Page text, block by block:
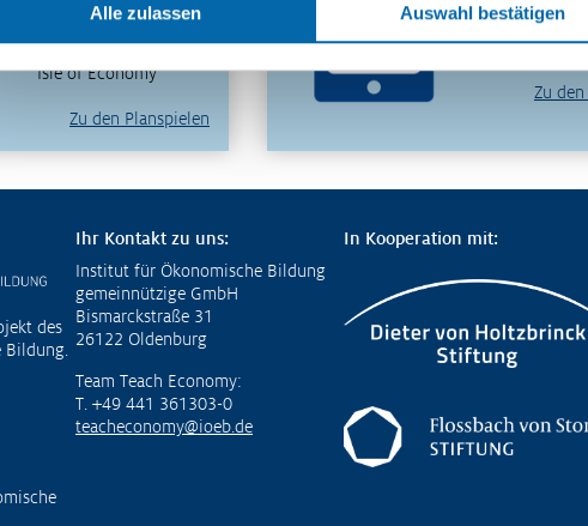
Auswahl bestätigen
Alle zulassen
– mit den Planspielen
WIWAG, Ecoland und
Isle of Economy
Zu den Planspielen
für die
Zu
des
Bildung.
Ihr Kontakt zu uns:
Institut für Ökonomische Bildung
gemeinnützige GmbH
Bismarckstraße 31
26122 Oldenburg
Team Teach Economy:
T. +49 441 361303-0
teacheconomy@ioeb.de
In Kooperation mit: